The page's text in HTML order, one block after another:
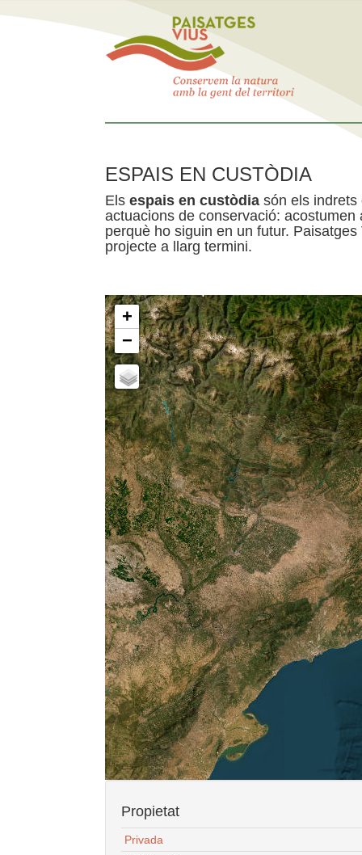
ESPAIS EN CUSTÒDIA
Els espais en custòdia són els indrets
actuacions de conservació:
perquè ho siguin en un futur.
projecte a llarg termini.
+
−
Propietat
Privada